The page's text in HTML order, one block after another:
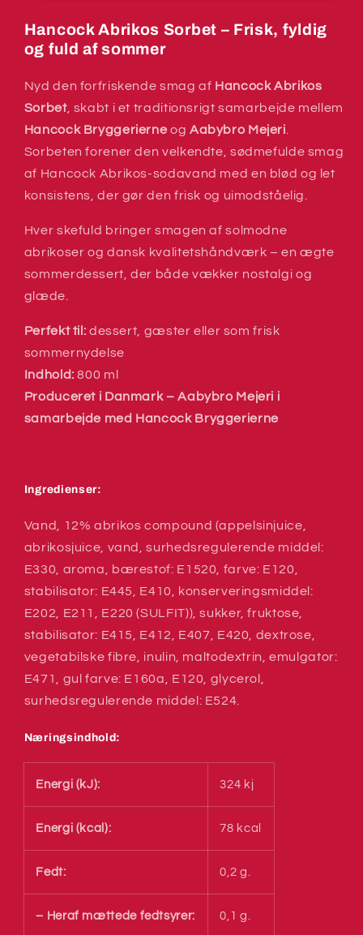
Hancock Abrikos Sorbet – Frisk, fyldig
og fuld af sommer
Nyd den forfriskende smag af Hancock Abrikos
Sorbet, skabt i et traditionsrigt samarbejde mellem
Hancock Bryggerierne og Aabybro Mejeri
Sorbeten forener den velkendte, sødmefulde smag
af Hancock Abrikos-sodavand med en blød og let
konsistens, der gør den frisk og uimodståelig.
Hver skefuld bringer smagen af solmodne
abrikoser og dansk kvalitetshåndværk – en ægte
sommerdessert, der både vækker nostalgi og
glæde.
Perfekt til: dessert, gæster eller som frisk
sommernydelse
Indhold: 800 ml
Produceret i Danmark – Aabybro Mejeri i
samarbejde med Hancock Bryggerierne
Ingredienser:
Vand, 12% abrikos compound (appelsinjuice,
abrikosjuice, vand, surhedsregulerende middel:
E330, aroma, bærestof: E1520, farve: E120,
stabilisator: E445, E410, konserveringsmiddel:
E202, E211, E220 (SULFIT)), sukker, fruktose,
stabilisator: E415, E412, E407, E420, dextrose,
vegetabilske fibre, inulin, maltodextrin, emulgator:
E471, gul farve: E160a, E120, glycerol,
surhedsregulerende middel: E524.
Næringsindhold:
Energi (kJ): 324 kj
Energi (kcal): 78 kcal
Fedt: 0,2 g.
– Heraf mættede fedtsyrer: 0,1 g.